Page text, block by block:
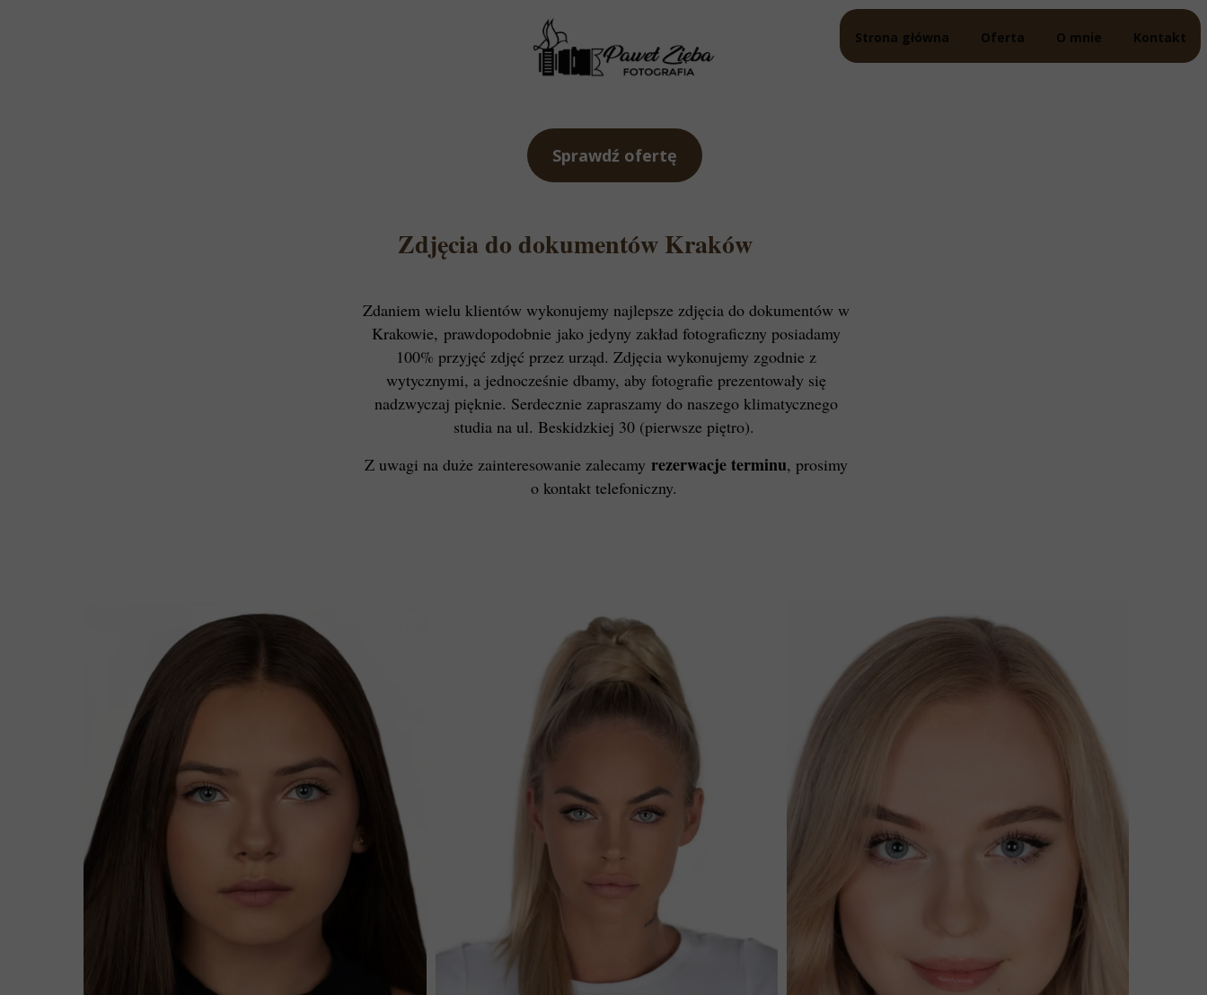
Strona główna Oferta O mnie Kontakt
Zdaniem wielu klientów wykonujemy najlepsze zdjęcia do dokumentów w
Krakowie, prawdopodobnie jako jedyny zakład fotograficzny posiadamy
100% przyjęć zdjęć przez urząd. Zdjęcia wykonujemy zgodnie z
wytycznymi, a jednocześnie dbamy, aby fotografie prezentowały się
nadzwyczaj pięknie. Serdecznie zapraszamy do naszego klimatycznego
studia na ul. Beskidzkiej 30 (pierwsze piętro).
Z uwagi na duże zainteresowanie zalecamy rezerwacje terminu, prosimy
o kontakt telefoniczny.
Zdjęcia do dokumentów Kraków
Sprawdź ofertę